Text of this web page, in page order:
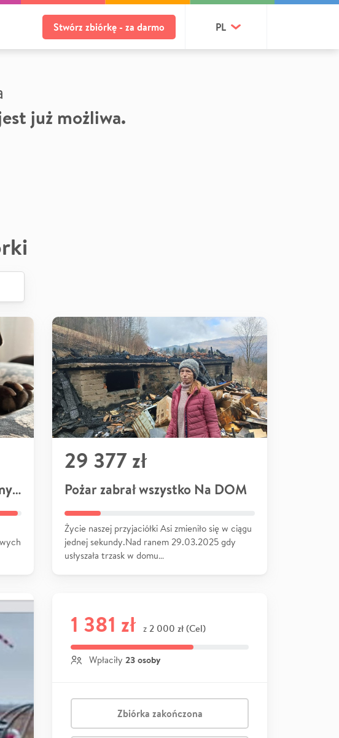
Stwórz zbiórkę - za darmo PL
już możliwa.
Badania i leczenie podopiecznych
29 377 zł
Pożar zabrał wszystko Na DOM
Życie naszej przyjaciółki Asi zmieniło się w ciągu
jednej sekundy.Nad ranem 29.03.2025 gdy
usłyszała trzask w domu…
1 381 zł z 2 000 zł (Cel)
Wpłaciły 23 osoby
Zbiórka zakończona